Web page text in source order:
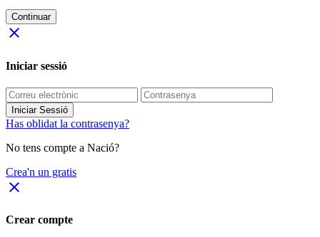
Continuar
close
Iniciar sessió
Iniciar Sessió
Has oblidat la contrasenya?
No tens compte a Nació?
Crea'n un gratis
close
Crear compte